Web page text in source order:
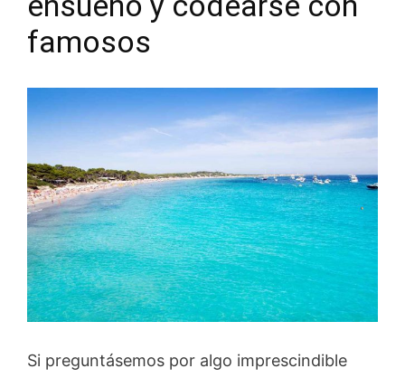
famosos
Si preguntásemos por algo imprescindible